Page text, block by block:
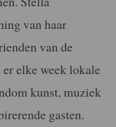
van haar
van de
elke week lokale
kunst, muziek
gasten.